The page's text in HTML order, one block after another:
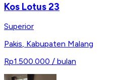
Kos Lotus 23
Superior
Pakis, Kabupaten Malang
Rp1.500.000 / bulan